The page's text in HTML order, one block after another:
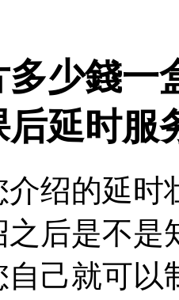
少錢一
延时服
介绍的延
后是不是
自己就可